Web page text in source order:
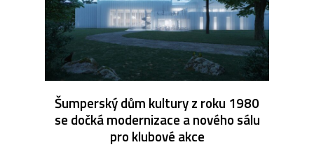
Šumperský dům kultury z roku 1980
se dočká modernizace a nového sálu
pro klubové akce